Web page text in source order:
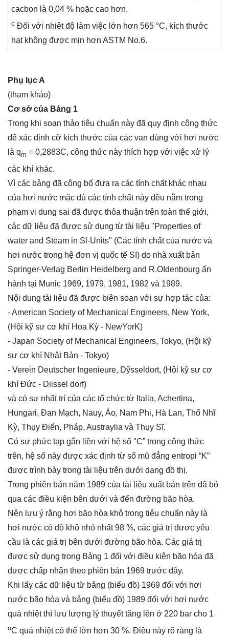
cacbon là 0,04 % hoặc cao hơn.
c Đối với nhiệt độ làm việc lớn hơn 565 °C, kích thước
hạt không được mịn hơn ASTM No.6.
Phụ lục A
(tham khảo)
Cơ sở của Bảng 1
Trong khi soạn thảo tiêu chuẩn này đã quy định công thức
để xác định cỡ kích thước của các van dùng với hơi nước
là qm = 0,2883C, công thức này thích hợp với việc xử lý
các khí khác.
Vì các bảng đã công bố đưa ra các tính chất khác nhau
của hơi nước mặc dù các tính chất này đều nằm trong
phạm vi dung sai đã được thỏa thuận trên toàn thế giới,
các dữ liệu đã được sử dụng từ tài liệu "Properties of
water and Steam in Sl-Units" (Các tính chất của nước và
hơi nước trong hệ đơn vị quốc tế SI) do nhà xuất bản
Springer-Verlag Berlin Heidelberg and R.OIdenbourg ấn
hành tại Munic 1969, 1979, 1981, 1982 và 1989.
Nội dung tài liệu đã được biên soạn với sự hợp tác của:
- American Society of Mechanical Engineers, New York,
(Hội kỹ sư cơ khí Hoa Kỳ - NewYorK)
- Japan Society of Mechanical Engineers, Tokyo, (Hội kỹ
sư cơ khí Nhật Bản - Tokyo)
- Verein Deutscher Ingenieure, Dỹsseldort, (Hội kỹ sư cơ
khí Đức - Diissel dorf)
và có sự nhất trí của các tổ chức từ Italia, Achertina,
Hungari, Đan Mạch, Nauy, Áo, Nam Phi, Hà Lan, Thổ Nhĩ
Kỳ, Thụy Điển, Pháp, Austraylia và Thụy Sĩ.
Có sự phức tạp gắn liền với hệ số "C” trong công thức
trên, hệ số này được xác định từ số mũ đẳng entropi “K”
được trình bày trong tài liệu trên dưới dạng đồ thị.
Trong phiên bản năm 1989 của tài liệu xuất bản trên đã bỏ
qua các điều kiện bên dưới và đến đường bão hòa.
Nên lưu ý rằng hơi bão hòa khô trong tiêu chuẩn này là
hơi nước có độ khô nhỏ nhất 98 %, các giá trị được yêu
cầu là các giá trị bên dưới đường bão hòa. Các giá trị
được sử dụng trong Bảng 1 đối với điều kiện bão hòa đã
được chấp nhận theo phiên bản 1969 trước đây.
Khi lấy các dữ liệu từ bảng (biểu đồ) 1969 đối với hơi
nước bão hòa và bảng (biểu đồ) 1989 đối với hơi nước
quá nhiệt thì lưu lượng lý thuyết tăng lên ở 220 bar cho 1
oC quá nhiệt có thể lớn hơn 30 %. Điều này rõ ràng là